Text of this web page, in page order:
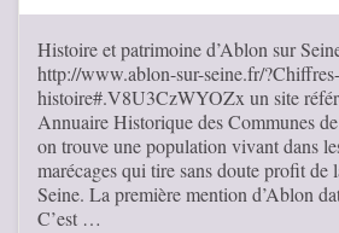
Histoire et patrimoine d’Ablon sur
http://www.ablon-sur-seine.fr/
histoire#.V8U3CzWYOZx un site
Annuaire Historique des Communes
on trouve une population vivant dans
marécages qui tire sans doute profit de
Seine. La première mention d’Ablon
C’est …